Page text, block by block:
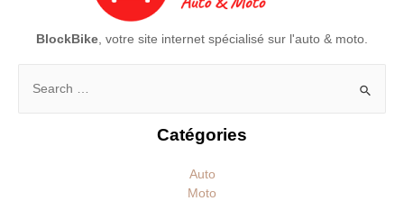
BlockBike , votre site internet spécialisé sur l'auto & moto.
Rechercher :
Catégories
Auto
Moto